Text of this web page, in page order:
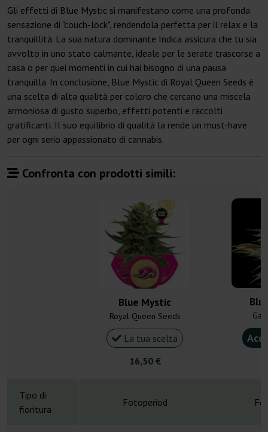
Gli effetti di Blue Mystic si manifestano come una profonda
sensazione di "couch-lock", rendendola perfetta per il relax e la
tranquillità. La sua natura dominante Indica assicura che tu sia
avvolto in uno stato calmante, ideale per le serate trascorse a
casa o per quei momenti in cui hai bisogno di una pausa
tranquilla. In conclusione, Blue Mystic di Royal Queen Seeds è
una scelta di alta qualità per coloro che cercano una miscela
armoniosa di gusto superbo, effetti potenti e raccolti
gratificanti. Il suo equilibrio di qualità la rende un must-have
per ogni serio appassionato di cannabis.
Confronta con prodotti simili:
Blue Mystic
Royal Queen Seeds
La tua scelta
16,50 €
Tipo di
fioritura
Fotoperiod